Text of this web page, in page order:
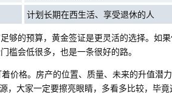
计划长期在西生活、享受退休的人
够的预算，黄金签证是更灵活的选择。如
槛会低很多，也是一条很好的路。
价格。房产的位置、质量、未来的升值潜
，大家一定要擦亮眼睛，多看多比较，毕